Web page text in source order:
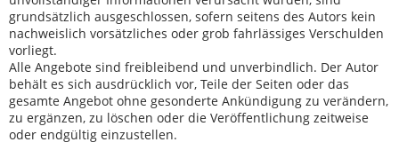
grundsätzlich ausgeschlossen, sofern seitens des Autors kein
nachweislich vorsätzliches oder grob fahrlässiges Verschulden
vorliegt.
Alle Angebote sind freibleibend und unverbindlich. Der Autor
behält es sich ausdrücklich vor, Teile der Seiten oder das
gesamte Angebot ohne gesonderte Ankündigung zu verändern,
zu ergänzen, zu löschen oder die Veröffentlichung zeitweise
oder endgültig einzustellen.